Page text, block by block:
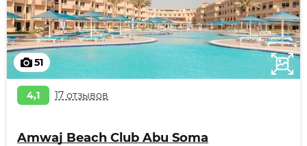
51
4,1 17 отзывов
Amwaj Beach Club Abu Soma